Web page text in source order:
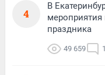
4
В
праздника
49 659